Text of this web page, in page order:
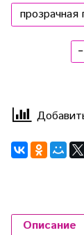
Описание